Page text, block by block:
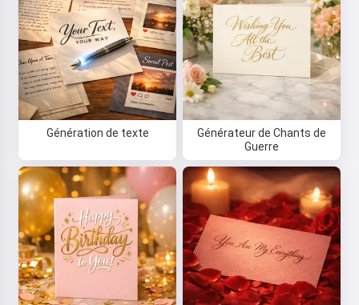
Génération de texte
Générateur de Chants de
Guerre